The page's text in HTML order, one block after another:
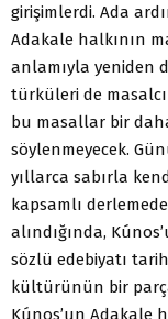
girişimlerdi. Ada
Adakale halkının
anlamıyla yeniden
türküleri de
bu masallar bir
söylenmeyecek.
yıllarca sabırla
kapsamlı
alındığında,
sözlü edebiyatı
kültürünün bir
Kúnos’un Adakale